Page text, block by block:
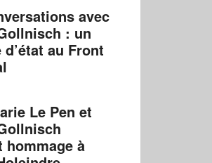
avec
: un
d’état au Front
Le Pen et
hommage à